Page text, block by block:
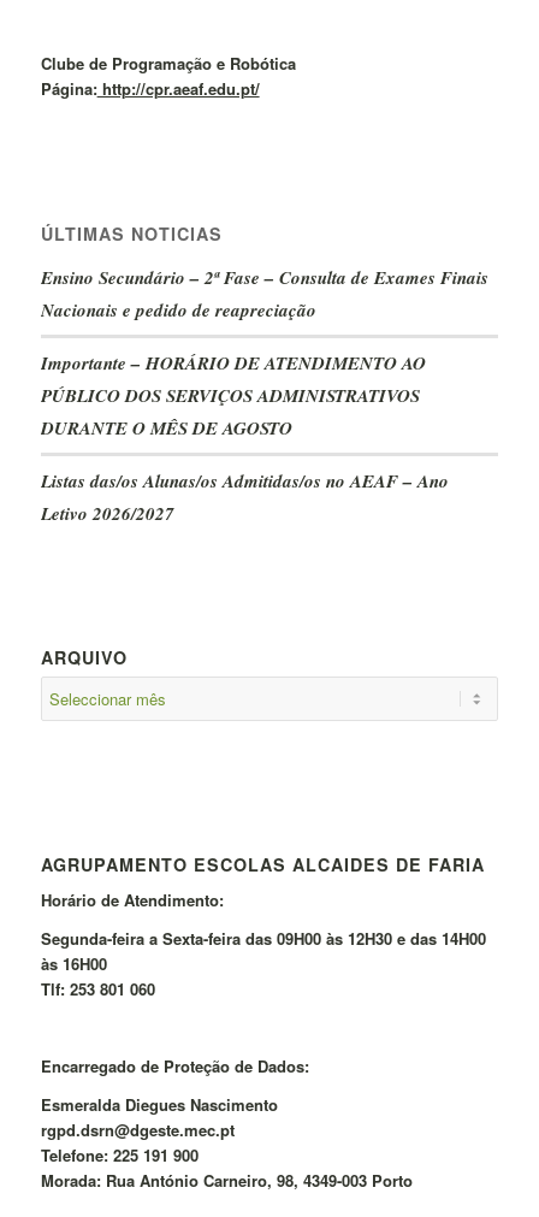
Clube de Programação e Robótica
Página:http://cpr.aeaf.edu.pt/
ÚLTIMAS NOTICIAS
Ensino Secundário – 2ª Fase – Consulta de Exames Finais
Nacionais e pedido de reapreciação
Importante – HORÁRIO DE ATENDIMENTO AO
PÚBLICO DOS SERVIÇOS ADMINISTRATIVOS
DURANTE O MÊS DE AGOSTO
Listas das/os Alunas/os Admitidas/os no AEAF – Ano
Letivo 2026/2027
ARQUIVO
AGRUPAMENTO ESCOLAS ALCAIDES DE FARIA
Horário de Atendimento:
Segunda-feira a Sexta-feira das 09H00 às 12H30 e das 14H00
às 16H00
Tlf: 253 801 060
Encarregado de Proteção de Dados:
Esmeralda Diegues Nascimento
rgpd.dsrn@dgeste.mec.pt
Telefone: 225 191 900
Morada: Rua António Carneiro, 98, 4349-003 Porto